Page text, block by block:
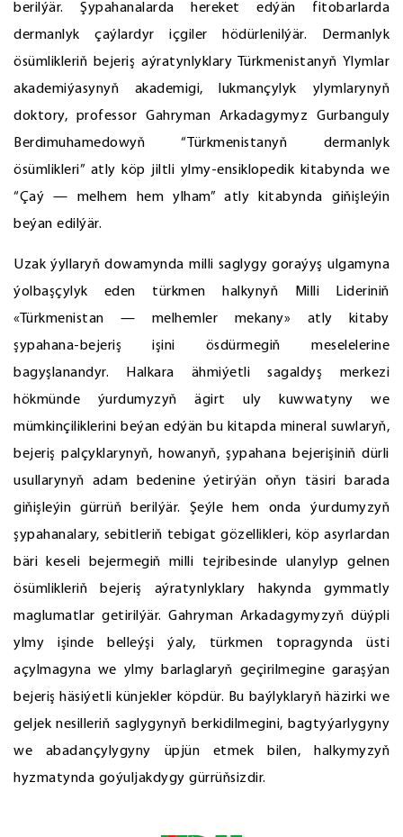
berilýär. Şypahanalarda hereket edýän fitobarlarda
dermanlyk çaýlardyr içgiler hödürlenilýär. Dermanlyk
ösümlikleriň bejeriş aýratynlyklary Türkmenistanyň Ylymlar
akademiýasynyň akademigi, lukmançylyk ylymlarynyň
doktory, professor Gahryman Arkadagymyz Gurbanguly
Berdimuhamedowyň “Türkmenistanyň dermanlyk
ösümlikleri” atly köp jiltli ylmy-ensiklopedik kitabynda we
“Çaý — melhem hem ylham” atly kitabynda giňişleýin
beýan edilýär.
Uzak ýyllaryň dowamynda milli saglygy goraýyş ulgamyna
ýolbaşçylyk eden türkmen halkynyň Milli Lideriniň
«Türkmenistan — melhemler mekany» atly kitaby
şypahana-bejeriş işini ösdürmegiň meselelerine
bagyşlanandyr. Halkara ähmiýetli sagaldyş merkezi
hökmünde ýurdumyzyň ägirt uly kuwwatyny we
mümkinçiliklerini beýan edýän bu kitapda mineral suwlaryň,
bejeriş palçyklarynyň, howanyň, şypahana bejerişiniň dürli
usullarynyň adam bedenine ýetirýän oňyn täsiri barada
giňişleýin gürrüň berilýär. Şeýle hem onda ýurdumyzyň
şypahanalary, sebitleriň tebigat gözellikleri, köp asyrlardan
bäri keseli bejermegiň milli tejribesinde ulanylyp gelnen
ösümlikleriň bejeriş aýratynlyklary hakynda gymmatly
maglumatlar getirilýär. Gahryman Arkadagymyzyň düýpli
ylmy işinde belleýşi ýaly, türkmen topragynda üsti
açylmagyna we ylmy barlaglaryň geçirilmegine garaşýan
bejeriş häsiýetli künjekler köpdür. Bu baýlyklaryň häzirki we
geljek nesilleriň saglygynyň berkidilmegini, bagtyýarlygyny
we abadançylygyny üpjün etmek bilen, halkymyzyň
hyzmatynda goýuljakdygy gürrüňsizdir.